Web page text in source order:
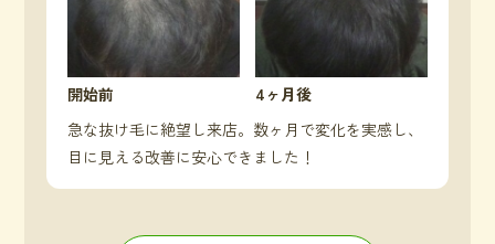
開始前
4ヶ月後
急な抜け毛に絶望し来店。数ヶ月で変化を実感し、
目に見える改善に安心できました！